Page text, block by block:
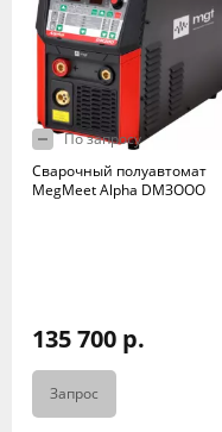
По запросу
Сварочный полуавтомат
MegMeet Alpha DМЗООО
135 700 р.
Запрос